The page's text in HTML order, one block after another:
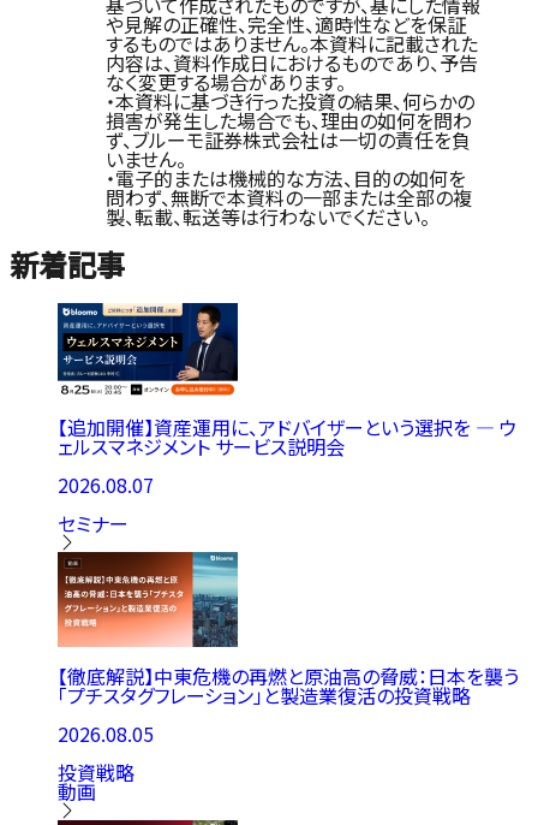
や見解の正確性、完全性、適時性などを保証
するものではありません。本資料に記載された
内容は、資料作成日におけるものであり、予告
なく変更する場合があります。
・本資料に基づき行った投資の結果、何らかの
損害が発生した場合でも、理由の如何を問わ
ず、ブルーモ証券株式会社は一切の責任を負
いません。
・電子的または機械的な方法、目的の如何を
問わず、無断で本資料の一部または全部の複
製、転載、転送等は行わないでください。
新着記事
【追加開催】資産運用に、アドバイザーという選択を ― ウ
ェルスマネジメント サービス説明会
2026.08.07
セミナー
【徹底解説】中東危機の再燃と原油高の脅威：日本を襲う
「プチスタグフレーション」と製造業復活の投資戦略
2026.08.05
投資戦略
動画